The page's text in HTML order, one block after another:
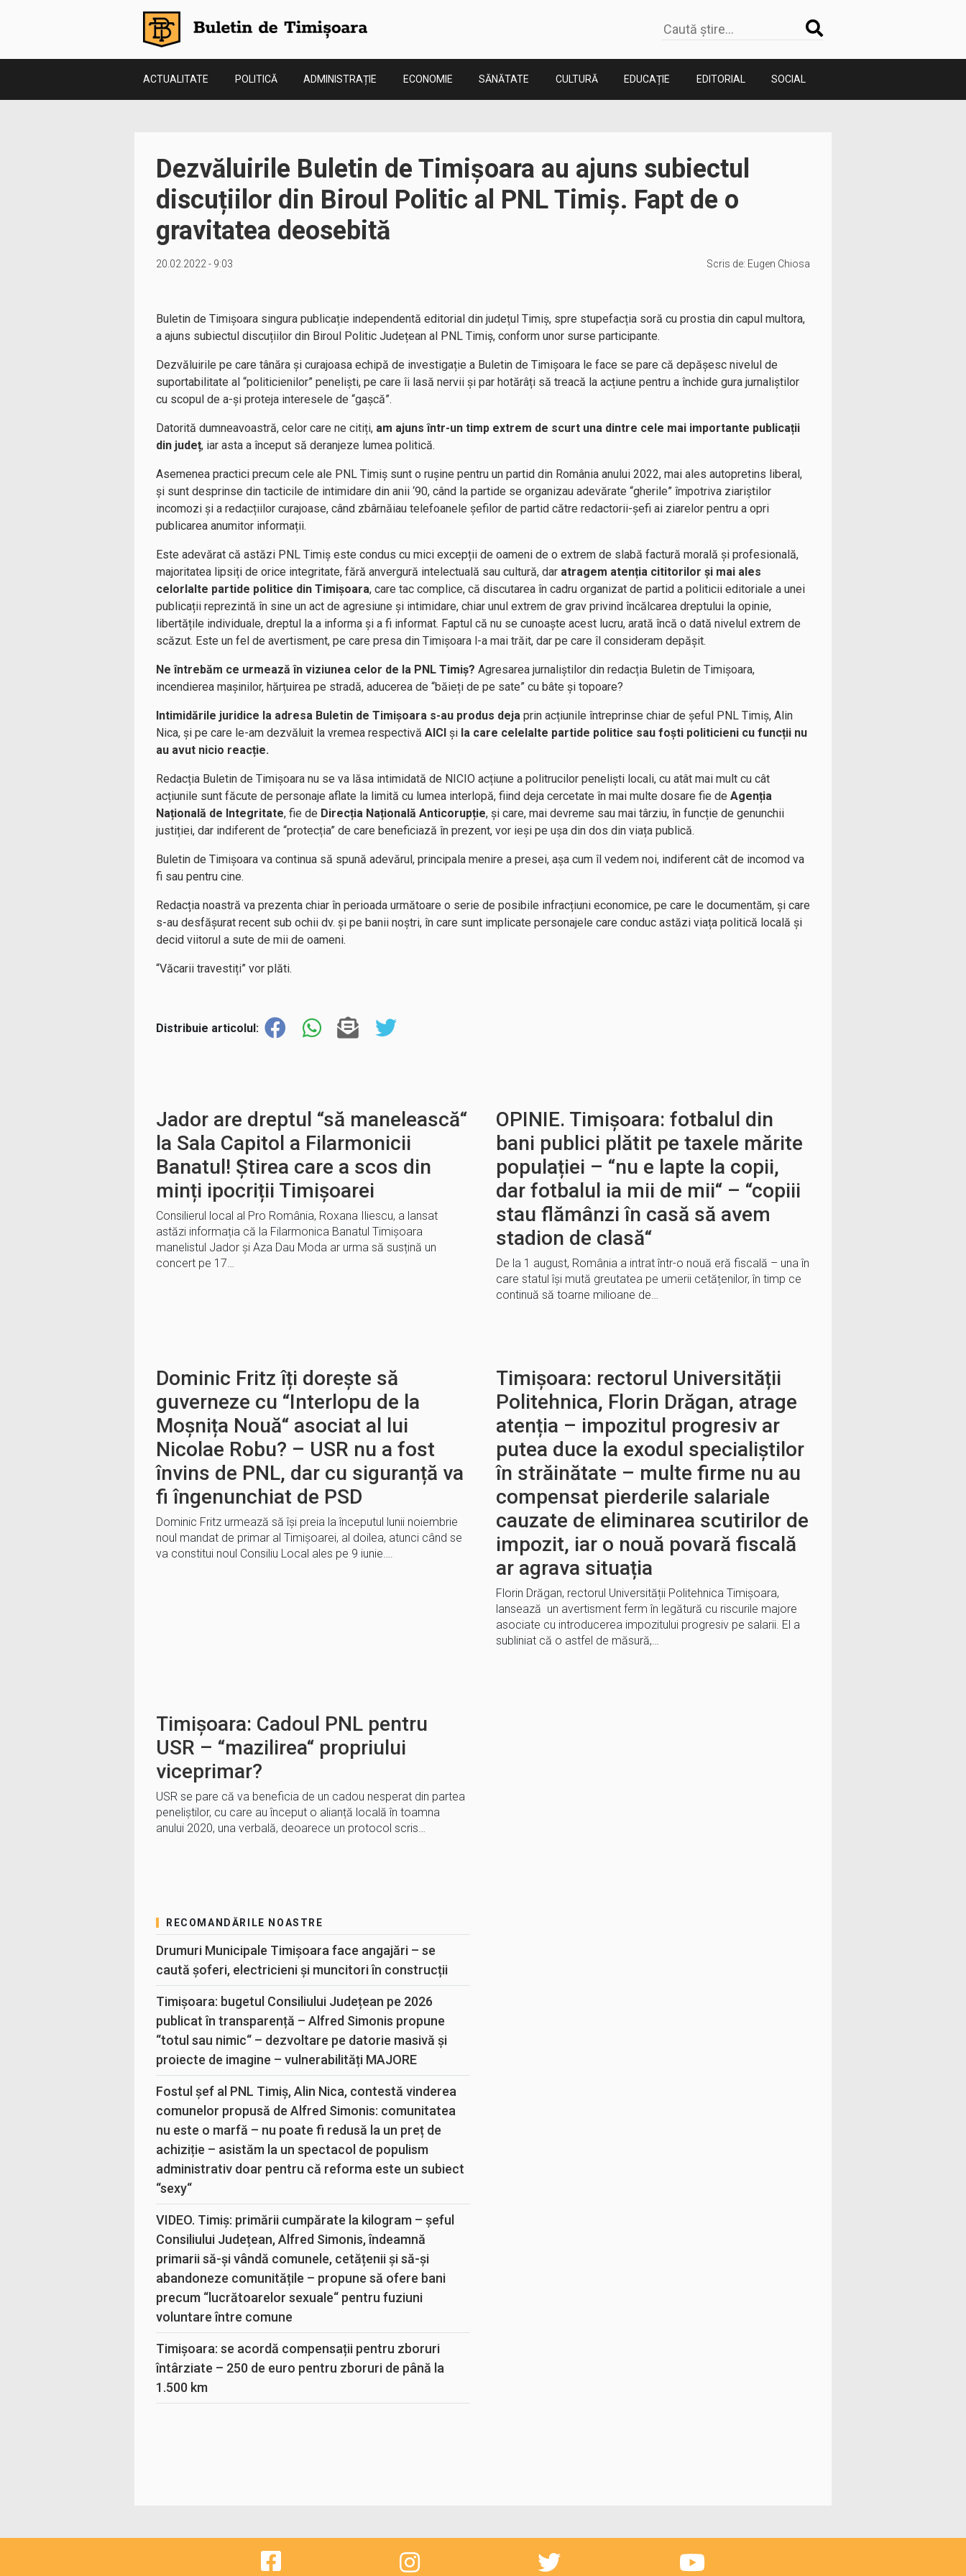
ACTUALITATE POLITICĂ ADMINISTRAȚIE ECONOMIE SĂNĂTATE CULTURĂ EDUCAȚIE EDITORIAL SOCIAL
Dezvăluirile Buletin de Timișoara au ajuns subiectul
discuțiilor din Biroul Politic al PNL Timiș. Fapt de o
gravitatea deosebită
20.02.2022 - 9:03 Scris de: Eugen Chiosa
Buletin de Timișoara singura publicație independentă editorial din județul Timiș, spre stupefacția soră cu prostia din capul multora,
a ajuns subiectul discuțiilor din Biroul Politic Județean al PNL Timiș, conform unor surse participante.
Dezvăluirile pe care tânăra și curajoasa echipă de investigație a Buletin de Timișoara le face se pare că depășesc nivelul de
suportabilitate al “politicienilor” peneliști, pe care îi lasă nervii și par hotărâți să treacă la acțiune pentru a închide gura jurnaliștilor
cu scopul de a-și proteja interesele de “gașcă”.
Datorită dumneavoastră, celor care ne citiți, am ajuns într-un timp extrem de scurt una dintre cele mai importante publicații
din județ, iar asta a început să deranjeze lumea politică.
Asemenea practici precum cele ale PNL Timiș sunt o rușine pentru un partid din România anului 2022, mai ales autopretins liberal,
și sunt desprinse din tacticile de intimidare din anii ‘90, când la partide se organizau adevărate “gherile” împotriva ziariștilor
incomozi și a redacțiilor curajoase, când zbârnăiau telefoanele șefilor de partid către redactorii-șefi ai ziarelor pentru a opri
publicarea anumitor informații.
Este adevărat că astăzi PNL Timiș este condus cu mici excepții de oameni de o extrem de slabă factură morală și profesională,
majoritatea lipsiți de orice integritate, fără anvergură intelectuală sau cultură, dar atragem atenția cititorilor și mai ales
celorlalte partide politice din Timișoara, care tac complice, că discutarea în cadru organizat de partid a politicii editoriale a unei
publicații reprezintă în sine un act de agresiune și intimidare, chiar unul extrem de grav privind încălcarea dreptului la opinie,
libertățile individuale, dreptul la a informa și a fi informat. Faptul că nu se cunoaște acest lucru, arată încă o dată nivelul extrem de
scăzut. Este un fel de avertisment, pe care presa din Timișoara l-a mai trăit, dar pe care îl consideram depășit.
Ne întrebăm ce urmează în viziunea celor de la PNL Timiș? Agresarea jurnaliștilor din redacția Buletin de Timișoara,
incendierea mașinilor, hărțuirea pe stradă, aducerea de “băieți de pe sate” cu bâte și topoare?
Intimidările juridice la adresa Buletin de Timișoara s-au produs deja prin acțiunile întreprinse chiar de șeful PNL Timiș, Alin
Nica, și pe care le-am dezvăluit la vremea respectivă AICI și la care celelalte partide politice sau foști politicieni cu funcții nu
au avut nicio reacție.
Redacția Buletin de Timișoara nu se va lăsa intimidată de NICIO acțiune a politrucilor peneliști locali, cu atât mai mult cu cât
acțiunile sunt făcute de personaje aflate la limită cu lumea interlopă, fiind deja cercetate în mai multe dosare fie de Agenția
Națională de Integritate, fie de Direcția Națională Anticorupție, și care, mai devreme sau mai târziu, în funcție de genunchii
justiției, dar indiferent de “protecția” de care beneficiază în prezent, vor ieși pe ușa din dos din viața publică.
Buletin de Timișoara va continua să spună adevărul, principala menire a presei, așa cum îl vedem noi, indiferent cât de incomod va
fi sau pentru cine.
Redacția noastră va prezenta chiar în perioada următoare o serie de posibile infracțiuni economice, pe care le documentăm, și care
s-au desfășurat recent sub ochii dv. și pe banii noștri, în care sunt implicate personajele care conduc astăzi viața politică locală și
decid viitorul a sute de mii de oameni.
“Văcarii travestiți” vor plăti.
Distribuie articolul:
Jador are dreptul “să manelească“
la Sala Capitol a Filarmonicii
Banatul! Știrea care a scos din
minți ipocriții Timișoarei
Consilierul local al Pro România, Roxana Iliescu, a lansat
astăzi informația că la Filarmonica Banatul Timișoara
manelistul Jador și Aza Dau Moda ar urma să susțină un
concert pe 17…
OPINIE. Timișoara: fotbalul din
bani publici plătit pe taxele mărite
populației – “nu e lapte la copii,
dar fotbalul ia mii de mii“ – “copiii
stau flămânzi în casă să avem
stadion de clasă“
De la 1 august, România a intrat într-o nouă eră fiscală – una în
care statul își mută greutatea pe umerii cetățenilor, în timp ce
continuă să toarne milioane de…
Dominic Fritz îți dorește să
guverneze cu “Interlopu de la
Moșnița Nouă“ asociat al lui
Nicolae Robu? – USR nu a fost
învins de PNL, dar cu siguranță va
fi îngenunchiat de PSD
Dominic Fritz urmează să își preia la începutul lunii noiembrie
noul mandat de primar al Timișoarei, al doilea, atunci când se
va constitui noul Consiliu Local ales pe 9 iunie….
Timișoara: rectorul Universității
Politehnica, Florin Drăgan, atrage
atenția – impozitul progresiv ar
putea duce la exodul specialiștilor
în străinătate – multe firme nu au
compensat pierderile salariale
cauzate de eliminarea scutirilor de
impozit, iar o nouă povară fiscală
ar agrava situația
Florin Drăgan, rectorul Universității Politehnica Timișoara,
lansează un avertisment ferm în legătură cu riscurile majore
asociate cu introducerea impozitului progresiv pe salarii. El a
subliniat că o astfel de măsură,…
Timișoara: Cadoul PNL pentru
USR – “mazilirea“ propriului
viceprimar?
USR se pare că va beneficia de un cadou nesperat din partea
peneliștilor, cu care au început o alianță locală în toamna
anului 2020, una verbală, deoarece un protocol scris…
RECOMANDĂRILE NOASTRE
Drumuri Municipale Timișoara face angajări – se
caută șoferi, electricieni și muncitori în construcții
Timișoara: bugetul Consiliului Județean pe 2026
publicat în transparență – Alfred Simonis propune
“totul sau nimic“ – dezvoltare pe datorie masivă și
proiecte de imagine – vulnerabilități MAJORE
Fostul șef al PNL Timiș, Alin Nica, contestă vinderea
comunelor propusă de Alfred Simonis: comunitatea
nu este o marfă – nu poate fi redusă la un preț de
achiziție – asistăm la un spectacol de populism
administrativ doar pentru că reforma este un subiect
“sexy“
VIDEO. Timiș: primării cumpărate la kilogram – șeful
Consiliului Județean, Alfred Simonis, îndeamnă
primarii să-și vândă comunele, cetățenii și să-și
abandoneze comunitățile – propune să ofere bani
precum “lucrătoarelor sexuale“ pentru fuziuni
voluntare între comune
Timișoara: se acordă compensații pentru zboruri
întârziate – 250 de euro pentru zboruri de până la
1.500 km